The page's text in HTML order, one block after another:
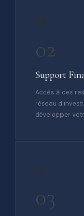
02
Support
Accès à des
réseau
développer
03